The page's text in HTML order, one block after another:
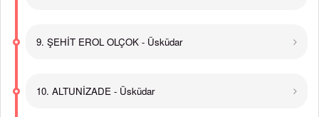
9. ŞEHİT EROL OLÇOK - Üsküdar
10. ALTUNİZADE - Üsküdar